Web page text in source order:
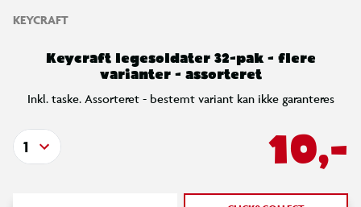
KEYCRAFT
Keycraft legesoldater 32-pak - flere
varianter - assorteret
Inkl. taske. Assorteret - bestemt variant kan ikke garanteres
10,-
1